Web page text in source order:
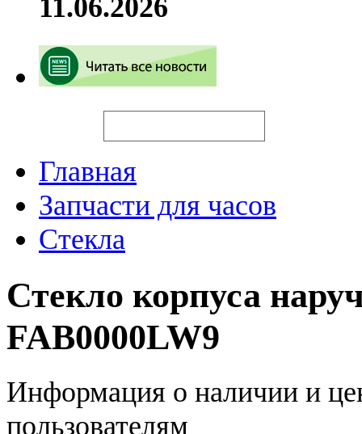
11.06.2026
Главная
Запчасти для часов
Стекла
Стекло корпуса
FAB0000LW9
Информация о наличии и
пользователям